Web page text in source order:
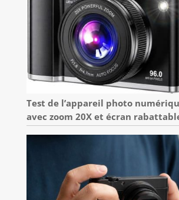
Test de l’appareil photo
avec zoom 20X et écran